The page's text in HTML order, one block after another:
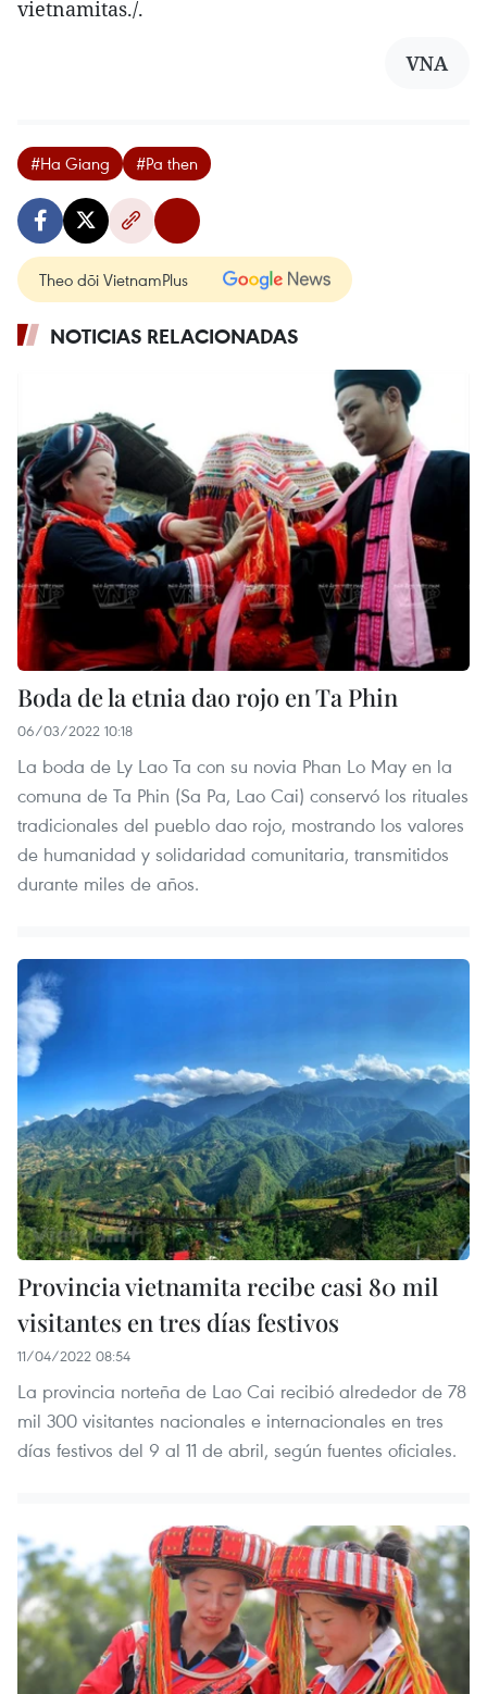
vietnamitas./.
VNA
#Ha Giang #Pa then
Theo dõi VietnamPlus
NOTICIAS RELACIONADAS
Boda de la etnia dao rojo en Ta Phin
06/03/2022 10:18
La boda de Ly Lao Ta con su novia Phan Lo May en la
comuna de Ta Phin (Sa Pa, Lao Cai) conservó los rituales
tradicionales del pueblo dao rojo, mostrando los valores
de humanidad y solidaridad comunitaria, transmitidos
durante miles de años.
Provincia vietnamita recibe casi 80 mil
visitantes en tres días festivos
11/04/2022 08:54
La provincia norteña de Lao Cai recibió alrededor de 78
mil 300 visitantes nacionales e internacionales en tres
días festivos del 9 al 11 de abril, según fuentes oficiales.